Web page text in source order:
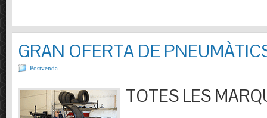
GRAN OFERTA DE
Postvenda
TOTES LES